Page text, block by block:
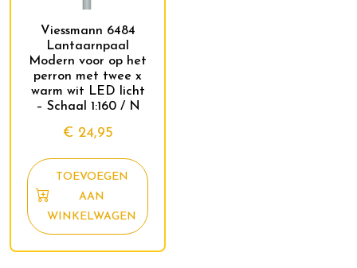
Viessmann 6484
Lantaarnpaal
Modern voor op het
perron met twee x
warm wit LED licht
– Schaal 1:160 / N
€ 24,95
TOEVOEGEN
AAN
WINKELWAGEN